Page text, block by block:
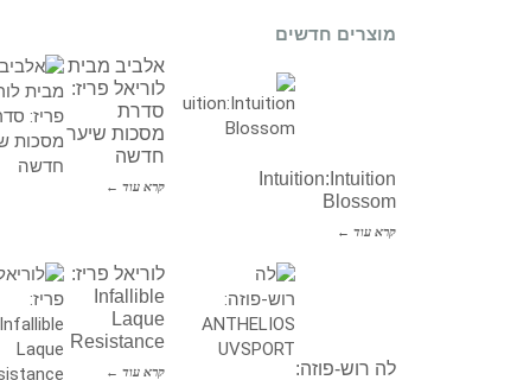
מוצרים חדשים
אלביב מבית
לוריאל פריז:
סדרת
מסכות שיער
חדשה
קרא עוד ←
Intuition:Intuition
Blossom
קרא עוד ←
לוריאל פריז:
Infallible
Laque
Resistance
קרא עוד ←
לה רוש-פוזה: